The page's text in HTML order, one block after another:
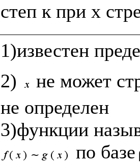
1)известен
2)
не может
не определен
3)функции
по базе